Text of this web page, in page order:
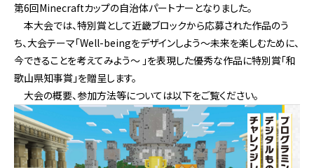
第6回Minecraftカップの自治体パートナーとなりました。
本大会では、特別賞として近畿ブロックから応募された作品のう
ち、大会テーマ「Well-beingをデザインしよう～未来を楽しむために、
今できることを考えてみよう～ 」を表現した優秀な作品に特別賞「和
歌山県知事賞」を贈呈します。
大会の概要、参加方法等については以下をご覧ください。